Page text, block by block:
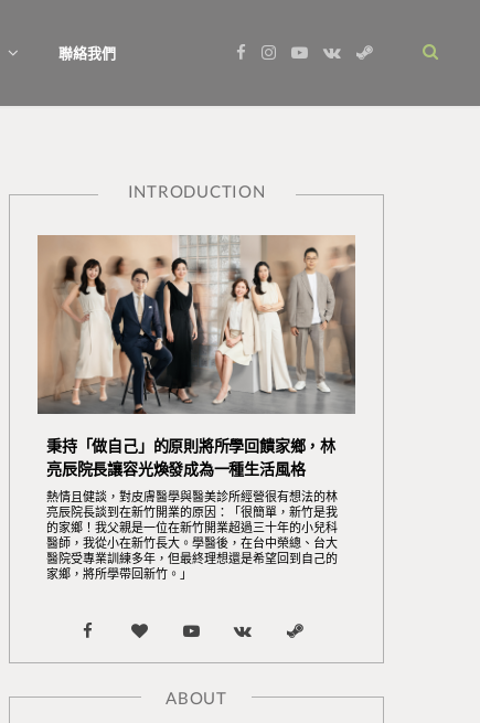
聯絡我們
I
Y
V
S
INTRODUCTION
秉持「做自己」的原則將所學回饋家鄉，林
亮辰院長讓容光煥發成為一種生活風格
熱情且健談，對皮膚醫學與醫美診所經營很有想法的林
亮辰院長談到在新竹開業的原因：「很簡單，新竹是我
的家鄉！我父親是一位在新竹開業超過三十年的小兒科
醫師，我從小在新竹長大。學醫後，在台中榮總、台大
醫院受專業訓練多年，但最終理想還是希望回到自己的
家鄉，將所學帶回新竹。」
F
a
B
l
Y
o
u
V
K
S
t
ABOUT